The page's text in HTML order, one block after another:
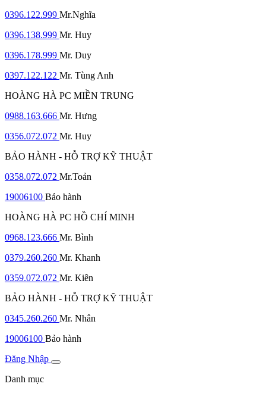
0396.122.999 Mr.Nghĩa
0396.138.999 Mr. Huy
0396.178.999 Mr. Duy
0397.122.122 Mr. Tùng Anh
HOÀNG HÀ PC MIỀN TRUNG
0988.163.666 Mr. Hưng
0356.072.072 Mr. Huy
BẢO HÀNH - HỖ TRỢ KỸ THUẬT
0358.072.072 Mr.Toản
19006100 Bảo hành
HOÀNG HÀ PC HỒ CHÍ MINH
0968.123.666 Mr. Bình
0379.260.260 Mr. Khanh
0359.072.072 Mr. Kiên
BẢO HÀNH - HỖ TRỢ KỸ THUẬT
0345.260.260 Mr. Nhân
19006100 Bảo hành
Đăng Nhập
Danh mục